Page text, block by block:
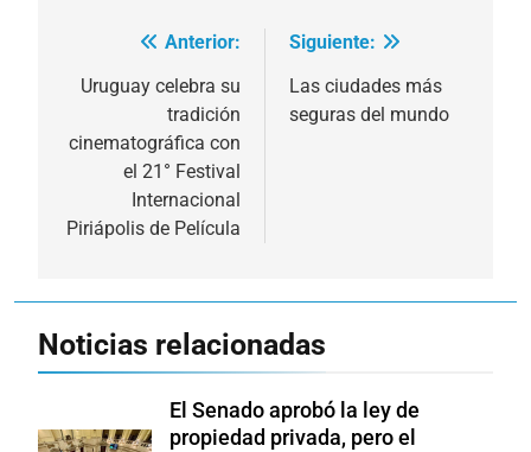
Navegación
de
entradas
Anterior:
Uruguay celebra su
tradición
cinematográfica con
el 21° Festival
Internacional
Piriápolis de Película
Siguiente:
Las ciudades más
seguras del mundo
Noticias relacionadas
El Senado aprobó la ley de
propiedad privada, pero el